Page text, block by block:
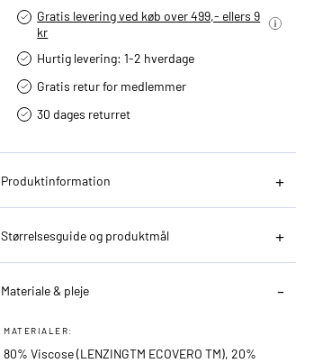
06 07
Gratis levering ved køb over 499,- ellers 9
kr
Hurtig levering­: 1-2 hverdage
Gratis retur for medlemmer
30 dages returret
Produktinformation
Størrelsesguide og produktmål
Materiale & pleje
MATERIALER:
80% Viscose (LENZINGTM ECOVERO TM), 20%